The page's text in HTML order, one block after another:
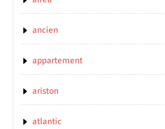
ancien
appartement
ariston
atlantic